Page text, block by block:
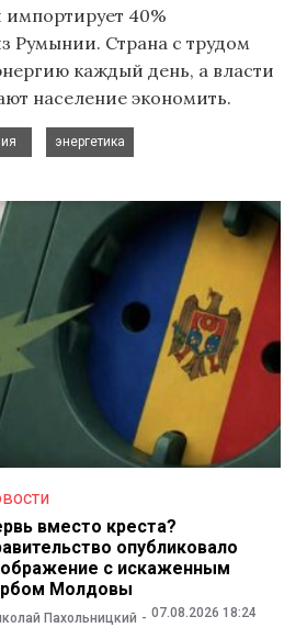
40%
Румынии. Страна с трудом
каждый день, а власти
население экономить.
энергетика
вместо креста?
опубликовало
с искаженным
Молдовы
Пахольницкий 07.08.2026 18:24